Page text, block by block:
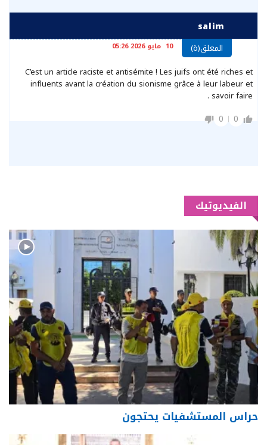
salim
المعلق(ة) 10 مايو 2026 05:26
C’est un article raciste et antisémite ! Les juifs ont été riches et
influents avant la création du sionisme grâce à leur labeur et
savoir faire .
0
0
الفيديوتيك
حراس المستشفيات يحتجون